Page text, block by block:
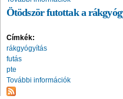
Ötödször futottak a
Címkék:
rákgyógyítás
futás
pte
További információk